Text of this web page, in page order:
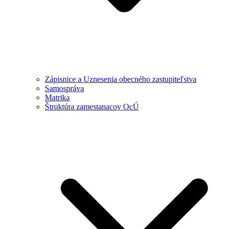
Zápisnice a Uznesenia obecného zastupiteľstva
Samospráva
Matrika
Štruktúra zamestanacov OcÚ